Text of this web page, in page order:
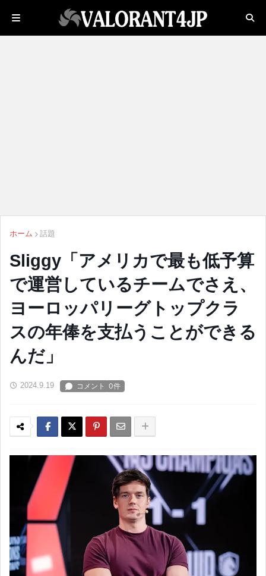
ホーム 話題
Sliggy「アメリカで最も低予算
で運営しているチームでさえ、
ヨーロッパリーグトップクラ
スの年俸を支払うことができる
んだ」
2024.9.19